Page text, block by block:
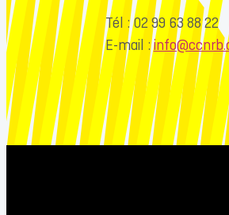
Tél : 02 99 63 88 22
E-mail :